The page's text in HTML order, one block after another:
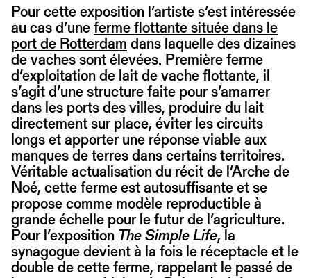
Pour cette exposition l’artiste s’est intéressée
au cas d’uneferme flottante située dans le
port de Rotterdam dans laquelle des dizaines
de vaches sont élevées. Première ferme
d’exploitation de lait de vache flottante, il
s’agit d’une structure faite pour s’amarrer
dans les ports des villes, produire du lait
directement sur place, éviter les circuits
longs et apporter une réponse viable aux
manques de terres dans certains territoires.
Véritable actualisation du récit de l’Arche de
Noé, cette ferme est autosuffisante et se
propose comme modèle reproductible à
grande échelle pour le futur de l’agriculture.
Pour l’exposition The Simple Life, la
synagogue devient à la fois le réceptacle et le
double de cette ferme, rappelant le passé de